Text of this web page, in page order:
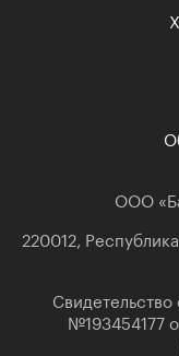
ООО
220012,
Свидетельство
№193454177